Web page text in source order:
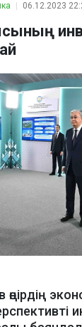
06.12.2023